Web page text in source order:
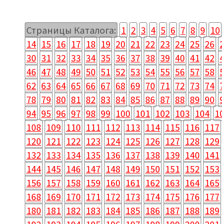
Страницы Каталога: 1 2 3 4 5 6 7 8 9 10
14 15 16 17 18 19 20 21 22 23 24 25 26
30 31 32 33 34 35 36 37 38 39 40 41 42
46 47 48 49 50 51 52 53 54 55 56 57 58
62 63 64 65 66 67 68 69 70 71 72 73 74
78 79 80 81 82 83 84 85 86 87 88 89 90
94 95 96 97 98 99 100 101 102 103 104
108 109 110 111 112 113 114 115 116 117
120 121 122 123 124 125 126 127 128 129
132 133 134 135 136 137 138 139 140 141
144 145 146 147 148 149 150 151 152 153
156 157 158 159 160 161 162 163 164 165
168 169 170 171 172 173 174 175 176 177
180 181 182 183 184 185 186 187 188 189